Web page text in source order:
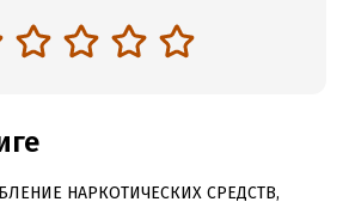
НАРКОТИЧЕСКИХ СРЕДСТВ,